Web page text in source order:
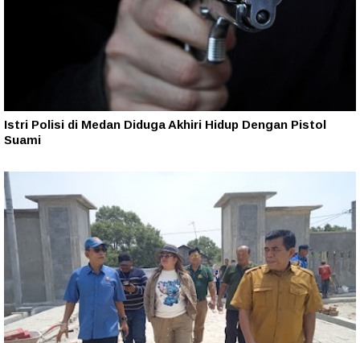
Istri Polisi di Medan Diduga Akhiri Hidup Dengan Pistol
Suami